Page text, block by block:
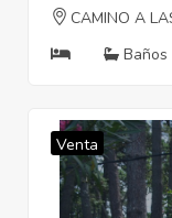
CAMINO A
Baños
Venta